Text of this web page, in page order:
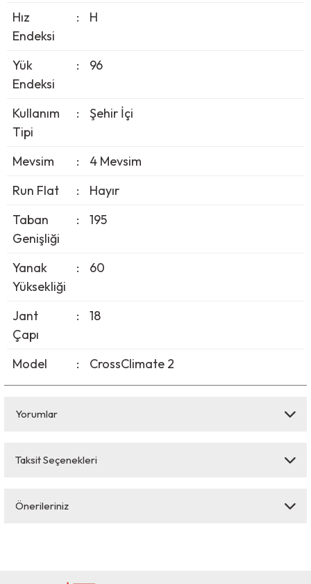
Hız
Endeksi
: H
Yük
Endeksi
: 96
Kullanım
Tipi
: Şehir İçi
Mevsim :
4 Mevsim
Run Flat
:
Hayır
Taban
Genişliği
: 195
Yanak
Yüksekliği
: 60
Jant
Çapı
: 18
Model : CrossClimate 2
Yorumlar
Bu ürüne ilk yorumu siz yapın!
Taksit Seçenekleri
Önerileriniz